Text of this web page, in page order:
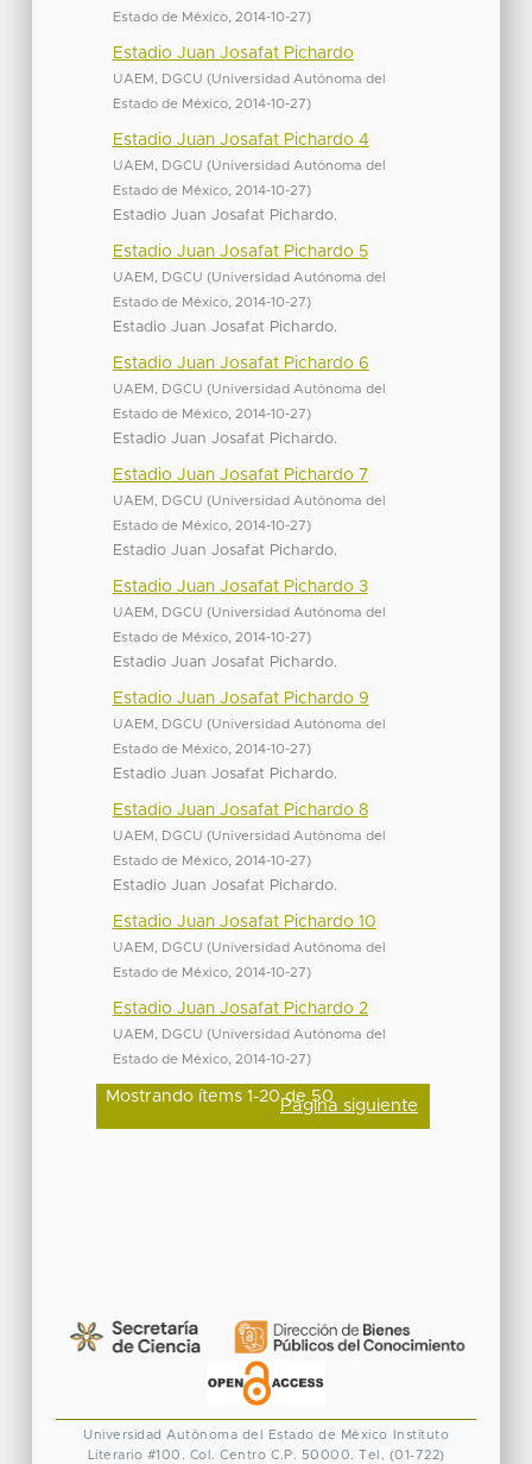
Estado de México, 2014-10-27)
Estadio Juan Josafat Pichardo
UAEM, DGCU (Universidad Autónoma del
Estado de México, 2014-10-27)
Estadio Juan Josafat Pichardo 4
UAEM, DGCU (Universidad Autónoma del
Estado de México, 2014-10-27)
Estadio Juan Josafat Pichardo.
Estadio Juan Josafat Pichardo 5
UAEM, DGCU (Universidad Autónoma del
Estado de México, 2014-10-27)
Estadio Juan Josafat Pichardo.
Estadio Juan Josafat Pichardo 6
UAEM, DGCU (Universidad Autónoma del
Estado de México, 2014-10-27)
Estadio Juan Josafat Pichardo.
Estadio Juan Josafat Pichardo 7
UAEM, DGCU (Universidad Autónoma del
Estado de México, 2014-10-27)
Estadio Juan Josafat Pichardo.
Estadio Juan Josafat Pichardo 3
UAEM, DGCU (Universidad Autónoma del
Estado de México, 2014-10-27)
Estadio Juan Josafat Pichardo.
Estadio Juan Josafat Pichardo 9
UAEM, DGCU (Universidad Autónoma del
Estado de México, 2014-10-27)
Estadio Juan Josafat Pichardo.
Estadio Juan Josafat Pichardo 8
UAEM, DGCU (Universidad Autónoma del
Estado de México, 2014-10-27)
Estadio Juan Josafat Pichardo.
Estadio Juan Josafat Pichardo 10
UAEM, DGCU (Universidad Autónoma del
Estado de México, 2014-10-27)
Estadio Juan Josafat Pichardo 2
UAEM, DGCU (Universidad Autónoma del
Estado de México, 2014-10-27)
Mostrando ítems 1-20 de 50Página siguiente
Universidad Autónoma del Estado de México
Instituto
Literario #100. Col. Centro C.P. 50000. Tel. (01-722)